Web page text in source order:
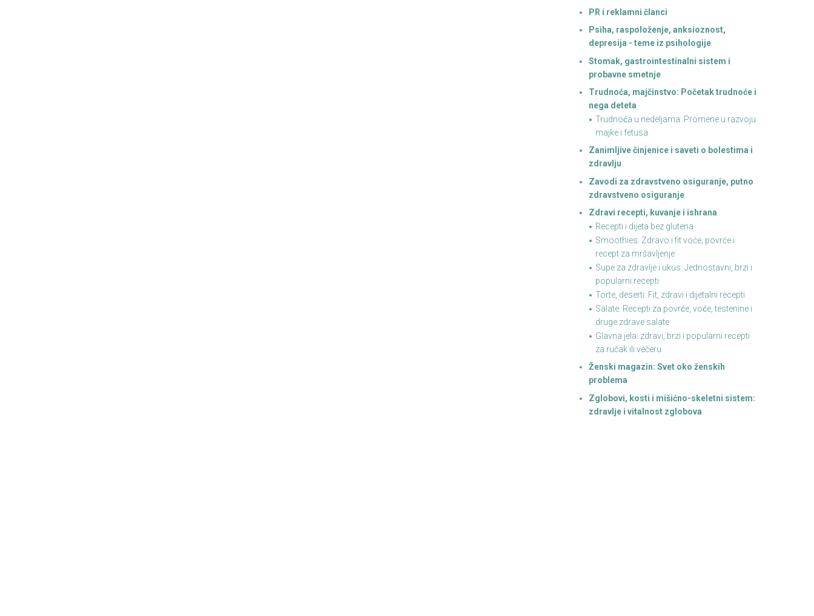
PR i reklamni članci
Psiha, raspoloženje, anksioznost,
depresija - teme iz psihologije
Stomak, gastrointestinalni sistem i
probavne smetnje
Trudnoća, majčinstvo: Početak trudnoće i
nega deteta
Trudnoća u nedeljama: Promene u razvoju
majke i fetusa
Zanimljive činjenice i saveti o bolestima i
zdravlju
Zavodi za zdravstveno osiguranje, putno
zdravstveno osiguranje
Zdravi recepti, kuvanje i ishrana
Recepti i dijeta bez glutena
Smoothies: Zdravo i fit voće, povrće i
recept za mršavljenje
Supe za zdravlje i ukus: Jednostavni, brzi i
popularni recepti
Torte, deserti: Fit, zdravi i dijetalni recepti
Salate: Recepti za povrće, voće, testenine i
druge zdrave salate
Glavna jela: zdravi, brzi i popularni recepti
za ručak ili večeru
Ženski magazin: Svet oko ženskih
problema
Zglobovi, kosti i mišićno-skeletni sistem:
zdravlje i vitalnost zglobova